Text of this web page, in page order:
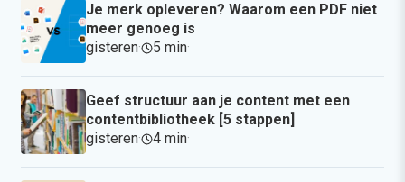
Je merk opleveren? Waarom een PDF niet
meer genoeg is
gisteren· 5 min·
Geef structuur aan je content met een
contentbibliotheek [5 stappen]
gisteren· 4 min·